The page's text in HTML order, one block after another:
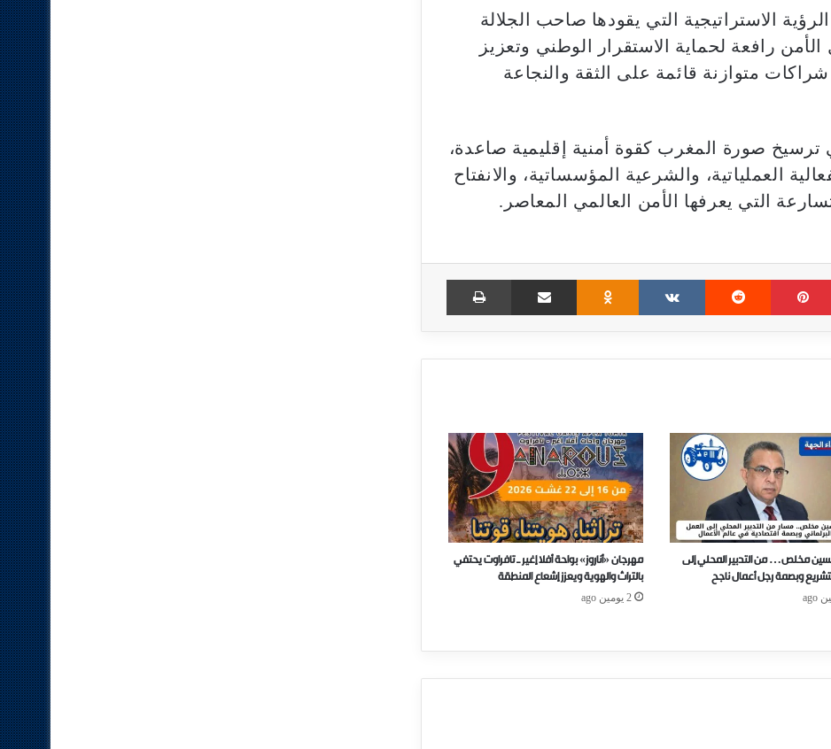
الاستراتيجية التي يقودها صاحب الجلالة
رافعة لحماية الاستقرار الوطني وتعزيز
متوازنة قائمة على الثقة والنجاعة
صورة المغرب كقوة أمنية إقليمية صاعدة،
العملياتية، والشرعية المؤسساتية، والانفتاح
التي يعرفها الأمن العالمي المعاصر.
Pinterest
Reddit
VKontakte
Odnoklassniki
Share via Email
Print
مخلص… من التدبير المحلي إلى
وبصمة رجل أعمال ناجح
مهرجان «أناروز» بواحة أفلا إغير ـ تافراوت يحتفي
بالتراث والهوية ويعزز إشعاع المنطقة
2 يومين ago